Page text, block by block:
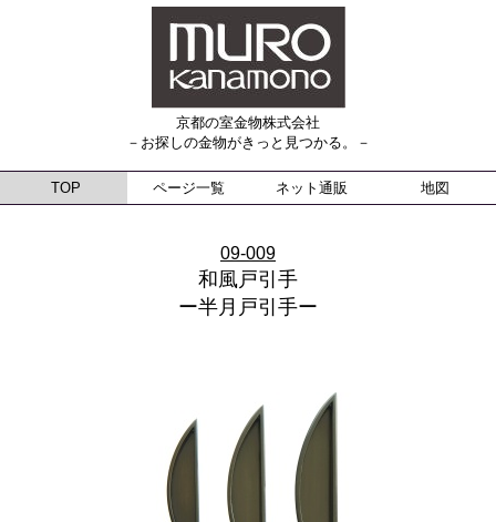
京都の室金物株式会社
－お探しの金物がきっと見つかる。－
TOP ページ一覧 ネット通販 地図
09-009
和風戸引手
ー半月戸引手ー